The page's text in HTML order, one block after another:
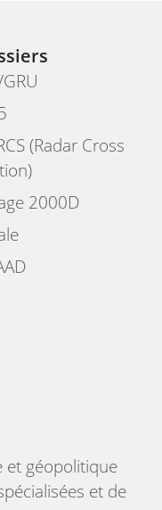
(Radar Cross
2000D
et géopolitique
et de